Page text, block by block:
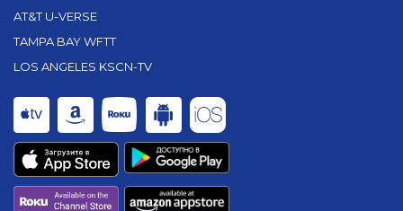
AT&T U-VERSE
TAMPA BAY WFTT
LOS ANGELES KSCN-TV